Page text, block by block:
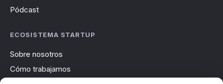
Pódcast
ECOSISTEMA STARTUP
Sobre nosotros
Cómo trabajamos